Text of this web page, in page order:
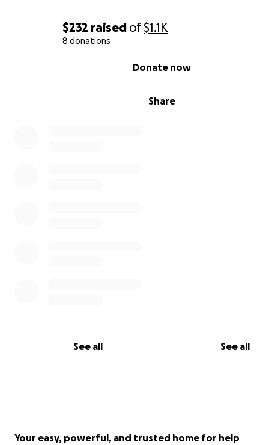
$232 raised of$1.1K
8 donations
Share
Donate now
See all See all
Your easy, powerful, and trusted home for help